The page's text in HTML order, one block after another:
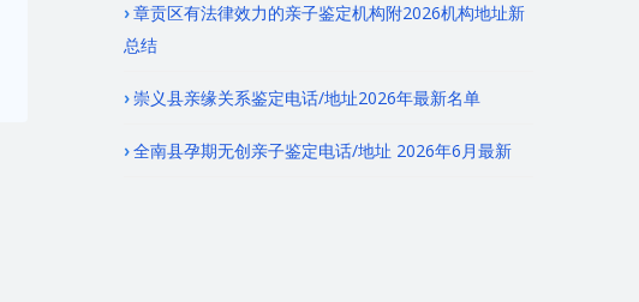
章贡区有法律效力的亲子鉴定机构附2026机构地址新
总结
崇义县亲缘关系鉴定电话/地址2026年最新名单
全南县孕期无创亲子鉴定电话/地址 2026年6月最新